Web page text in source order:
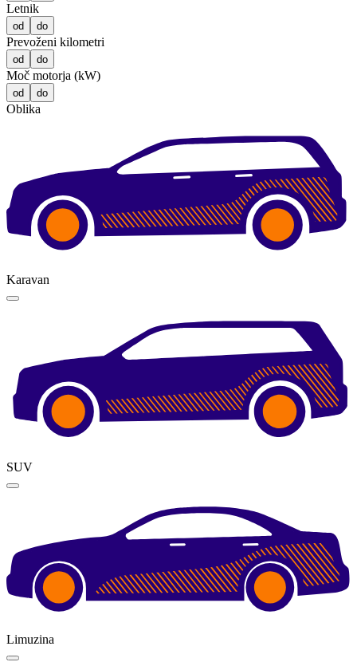
Letnik
od do
Prevoženi kilometri
od do
Moč motorja (kW)
od do
Oblika
Karavan
SUV
Limuzina